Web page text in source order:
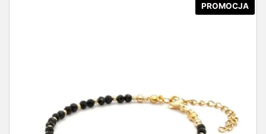
PROMOCJA